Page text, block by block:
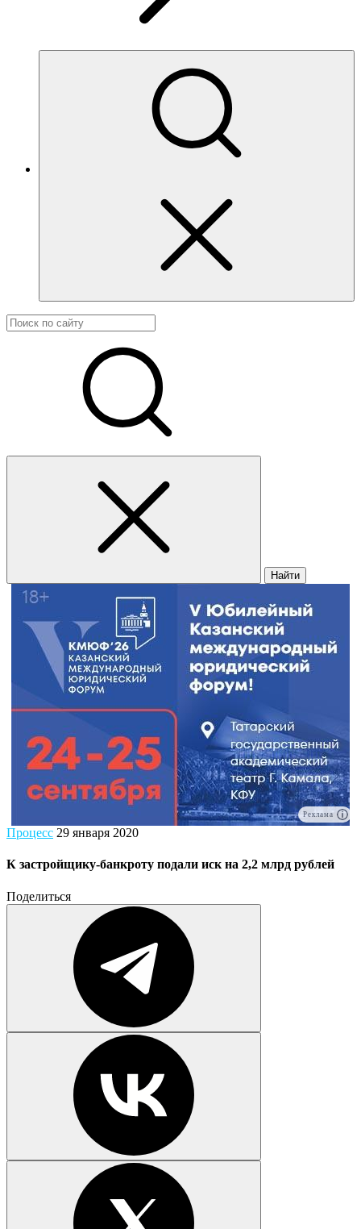
Найти
Реклама
Процесс 29 января 2020
К застройщику-банкроту подали иск на 2,2 млрд рублей
Поделиться